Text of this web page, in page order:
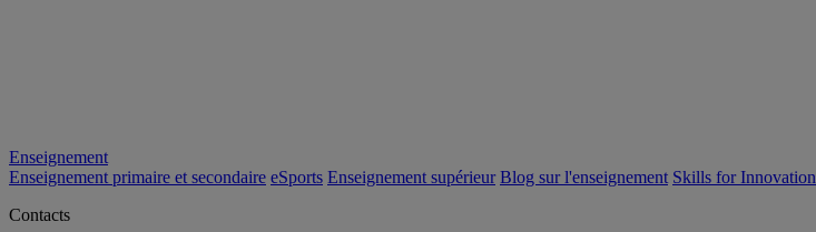
Enseignement
Enseignement primaire et secondaire eSports Enseignement supérieur Blog sur l'enseignement Skills for Innovation
Contacts